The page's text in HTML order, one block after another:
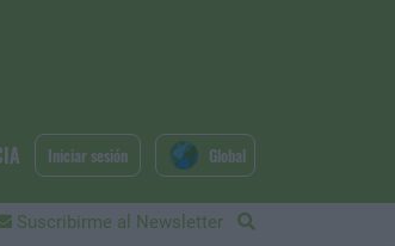
Suscribirme al Newsletter
Iniciar sesión Global